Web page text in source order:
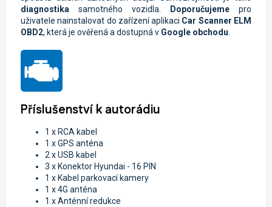
diagnostika samotného vozidla. Doporučujeme pro
uživatele nainstalovat do zařízení aplikaci Car Scanner ELM
OBD2, která je ověřená a dostupná v Google obchodu
Příslušenství k autorádiu
1 x RCA kabel
1 x GPS anténa
2 x USB kabel
3 x Konektor Hyundai - 16 PIN
1 x Kabel parkovací kamery
1 x 4G anténa
1 x Anténní redukce